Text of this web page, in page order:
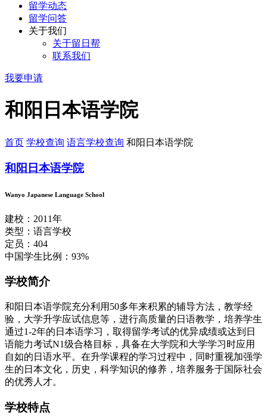
留学动态
留学问答
关于我们
关于留日帮
联系我们
我要申请
和阳日本语学院
首页 学校查询 语言学校查询 和阳日本语学院
和阳日本语学院
Wanyo Japanese Language School
建校：2011年
类型：语言学校
定员：404
中国学生比例：93%
学校简介
和阳日本语学院充分利用50多年来积累的辅导方法，教学经
验，大学升学应试信息等，进行高质量的日语教学，培养学生
通过1-2年的日本语学习，取得留学考试的优异成绩或达到日
语能力考试N1级合格目标，具备在大学院和大学学习时应用
自如的日语水平。在升学课程的学习过程中，同时重视加强学
生的日本文化，历史，科学知识的修养，培养服务于国际社会
的优秀人才。
学校特点